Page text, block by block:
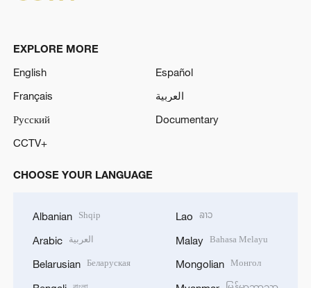
EXPLORE MORE
English
Español
Français
العربية
Русский
Documentary
CCTV+
CHOOSE YOUR LANGUAGE
Albanian Shqip
Arabic العربية
Belarusian Беларуская
Lao ລາວ
Malay Bahasa Melayu
Mongolian Монгол